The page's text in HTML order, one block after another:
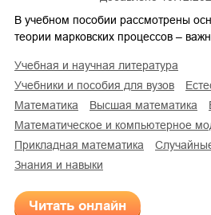
В учебном пособии рассмотрены
теории марковских процессов –
учебная и научная литература
учебники и пособия для вузов
математика
высшая математика
математическое и компьютерное
прикладная математика
знания и навыки
Читать онлайн